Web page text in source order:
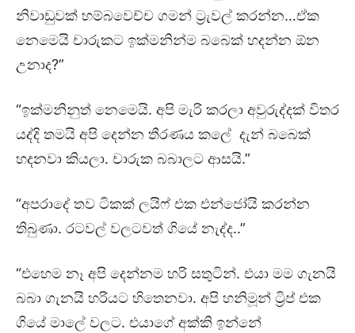
නිවාඩුවක් හම්බවෙච්ච ගමන් ට්‍රැවල් කරන්න…ඒක
නෙමෙයි චාරුකට ඉක්මනින්ම බබෙක් හදන්න ඕන
උනාද?”
“ඉක්මනිනුත් නෙමෙයි. අපි මැරි කරලා අවුරුද්දක් විතර
යද්දි තමයි අපි දෙන්න තීරණය කලේ දැන් බබෙක්
හදනවා කියලා. චාරුක බබාලට ආසයි.”
“අපරාදේ තව ටිකක් ලයිෆ් එක එන්ජෝයි කරන්න
තිබුණා. රටවල් වලටවත් ගියේ නැද්ද..”
“එහෙම නෑ අපි දෙන්නම හරි සතුටින්. එයා මම ගැනයි
බබා ගැනයි හරියට හිතෙනවා. අපි හනිමූන් ට්‍රිප් එක
ගියේ මාලේ වලට. එයා⁣ගේ අක්කි ඉන්නේ